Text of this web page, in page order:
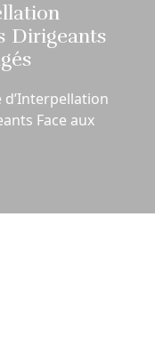
Dirigeants
d’Interpellation
Face aux